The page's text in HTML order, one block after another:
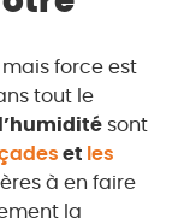
force est
tout le
sont
et les
à en faire
la